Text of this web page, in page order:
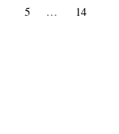
5 …
14